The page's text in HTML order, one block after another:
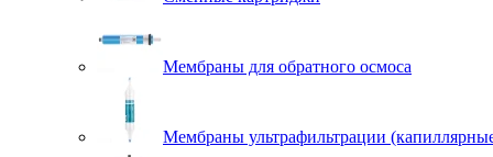
Мембраны для обратного осмоса
Мембраны ультрафильтрации